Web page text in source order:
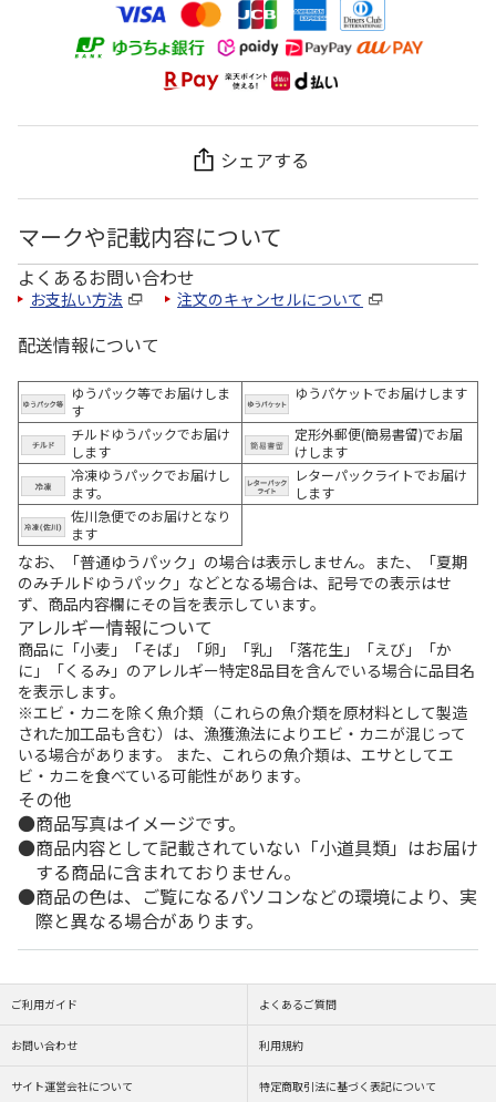
シェアする
マークや記載内容について
よくあるお問い合わせ
お支払い方法 注文のキャンセルについて
配送情報について
ゆうパック等でお届けしま
す
ゆうパケットでお届けします
チルドゆうパックでお届け
します
定形外郵便(簡易書留)でお届
けします
冷凍ゆうパックでお届けし
ます。
レターパックライトでお届け
します
佐川急便でのお届けとなり
ます
なお、「普通ゆうパック」の場合は表示しません。また、「夏期
のみチルドゆうパック」などとなる場合は、記号での表示はせ
ず、商品内容欄にその旨を表示しています。
アレルギー情報について
商品に「小麦」「そば」「卵」「乳」「落花生」「えび」「か
に」「くるみ」のアレルギー特定8品目を含んでいる場合に品目名
を表示します。
※エビ・カニを除く魚介類（これらの魚介類を原材料として製造
された加工品も含む）は、漁獲漁法によりエビ・カニが混じって
いる場合があります。 また、これらの魚介類は、エサとしてエ
ビ・カニを食べている可能性があります。
その他
商品写真はイメージです。
商品内容として記載されていない「小道具類」はお届け
する商品に含まれておりません。
商品の色は、ご覧になるパソコンなどの環境により、実
際と異なる場合があります。
ご利用ガイド よくあるご質問
お問い合わせ 利用規約
サイト運営会社について 特定商取引法に基づく表記について